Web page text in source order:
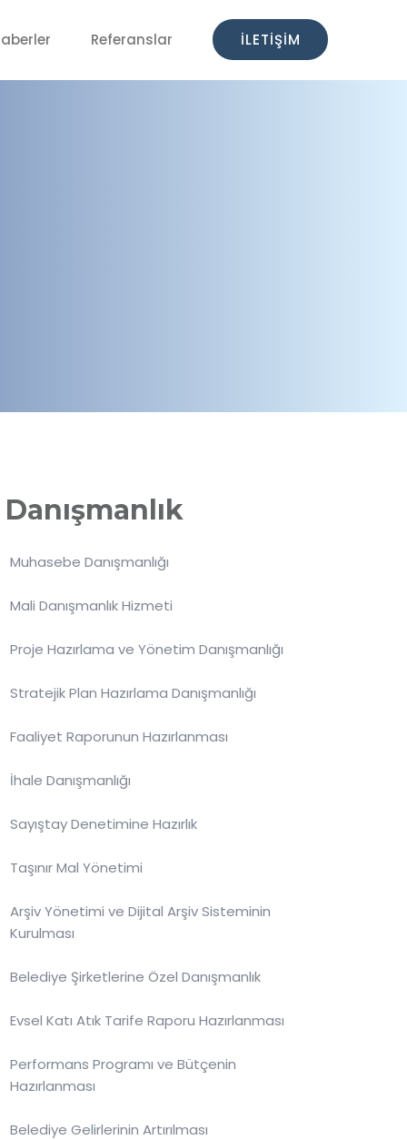
Referanslar İLETIŞIM
Danışmanlık
Muhasebe Danışmanlığı
Mali Danışmanlık Hizmeti
Proje Hazırlama ve Yönetim Danışmanlığı
Stratejik Plan Hazırlama Danışmanlığı
Faaliyet Raporunun Hazırlanması
İhale Danışmanlığı
Sayıştay Denetimine Hazırlık
Taşınır Mal Yönetimi
Arşiv Yönetimi ve Dijital Arşiv Sisteminin
Kurulması
Belediye Şirketlerine Özel Danışmanlık
Evsel Katı Atık Tarife Raporu Hazırlanması
Performans Programı ve Bütçenin
Hazırlanması
Belediye Gelirlerinin Artırılması